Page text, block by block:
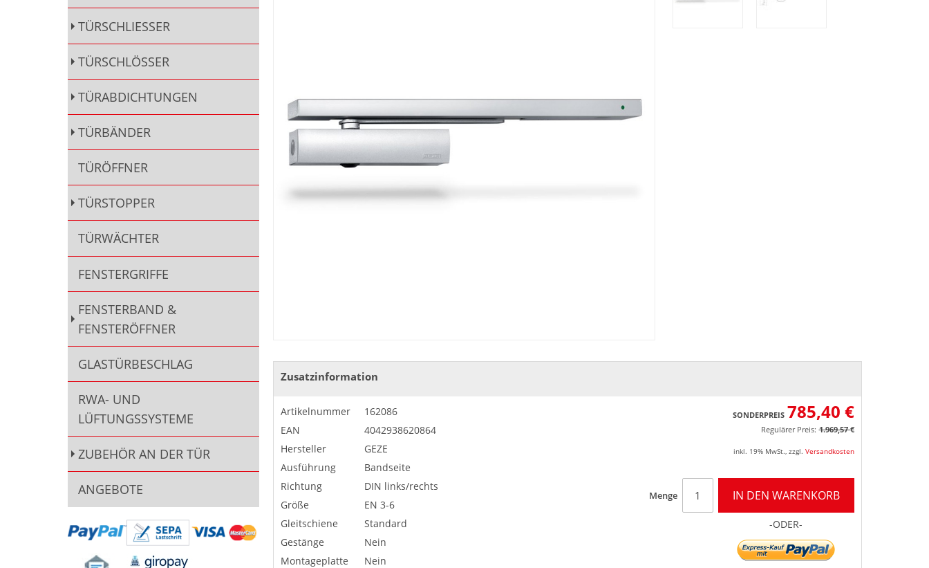
Zusatzinformation
Artikelnummer
162086
EAN
4042938620864
Hersteller
GEZE
Ausführung
Bandseite
Richtung
DIN links/rechts
Größe
EN 3-6
Gleitschiene
Standard
Gestänge
Nein
Montageplatte
Nein
SONDERPREIS 785,40 €
Regulärer Preis: 1.969,57 €
inkl. 19% MwSt. zzgl. Versandkosten
Menge IN DEN WARENKORB
-ODER-
TÜRSCHLIESSER
TÜRSCHLÖSSER
TÜRABDICHTUNGEN
TÜRBÄNDER
TÜRÖFFNER
TÜRSTOPPER
TÜRWÄCHTER
FENSTERGRIFFE
FENSTERBAND &
FENSTERÖFFNER
GLASTÜRBESCHLAG
RWA- UND
LÜFTUNGSSYSTEME
ZUBEHÖR AN DER TÜR
ANGEBOTE